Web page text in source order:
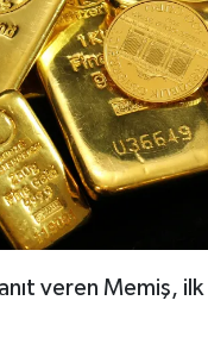
veren Memiş,